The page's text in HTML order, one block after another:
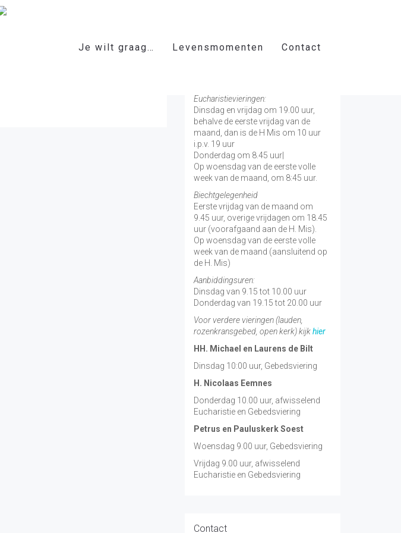
Je wilt graag… Levensmomenten Contact
Vieringen door de week
Eucharistievieringen:
Dinsdag en vrijdag om 19.00 uur,
behalve de eerste vrijdag van de
maand, dan is de H Mis om 10 uur
i.p.v. 19 uur
Donderdag om 8.45 uur|
Op woensdag van de eerste volle
week van de maand, om 8:45 uur.
Biechtgelegenheid
Eerste vrijdag van de maand om
9.45 uur, overige vrijdagen om 18.45
uur (voorafgaand aan de H. Mis).
Op woensdag van de eerste volle
week van de maand (aansluitend op
de H. Mis)
Aanbiddingsuren:
Dinsdag van 9.15 tot 10.00 uur
Donderdag van 19.15 tot 20.00 uur
Voor verdere vieringen (lauden,
rozenkransgebed, open kerk) kijkhier
HH. Michael en Laurens de Bilt
Dinsdag 10:00 uur, Gebedsviering
H. Nicolaas Eemnes
Donderdag 10.00 uur, afwisselend
Eucharistie en Gebedsviering
Petrus en Pauluskerk Soest
Woensdag 9.00 uur, Gebedsviering
Vrijdag 9.00 uur, afwisselend
Eucharistie en Gebedsviering
Contact